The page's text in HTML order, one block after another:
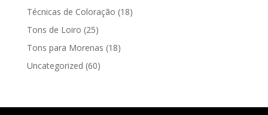
Técnicas de Coloração (18)
Tons de Loiro (25)
Tons para Morenas (18)
Uncategorized (60)